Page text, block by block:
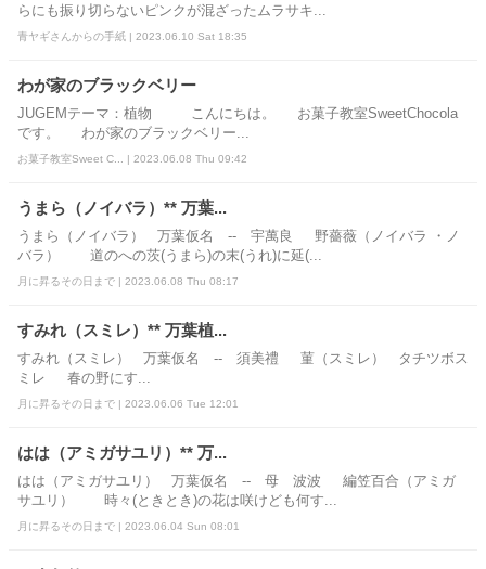
らにも振り切らないピンクが混ざったムラサキ...
青ヤギさんからの手紙 | 2023.06.10 Sat 18:35
わが家のブラックベリー
JUGEMテーマ：植物 こんにちは。 お菓子教室SweetChocola
です。 わが家のブラックベリー...
お菓子教室Sweet C... | 2023.06.08 Thu 09:42
うまら（ノイバラ）** 万葉...
うまら（ノイバラ） 万葉仮名 -- 宇萬良 野薔薇（ノイバラ ・ノ
バラ） 道のへの茨(うまら)の末(うれ)に延(...
月に昇るその日まで | 2023.06.08 Thu 08:17
すみれ（スミレ）** 万葉植...
すみれ（スミレ） 万葉仮名 -- 須美禮 菫（スミレ） タチツボス
ミレ 春の野にす...
月に昇るその日まで | 2023.06.06 Tue 12:01
はは（アミガサユリ）** 万...
はは（アミガサユリ） 万葉仮名 -- 母 波波 編笠百合（アミガ
サユリ） 時々(ときとき)の花は咲けども何す...
月に昇るその日まで | 2023.06.04 Sun 08:01